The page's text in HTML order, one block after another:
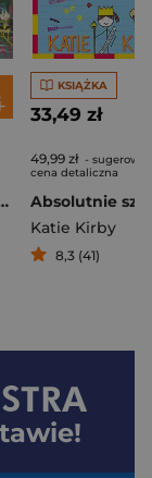
Muminków
KSIĄŻKA
33,49 zł
49,99 zł -
cena detaliczna
Katie Kirby
8,3 (41)